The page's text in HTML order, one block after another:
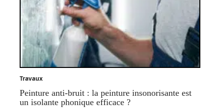
Travaux
Peinture anti-bruit : la peinture insonorisante est
un isolante phonique efficace ?